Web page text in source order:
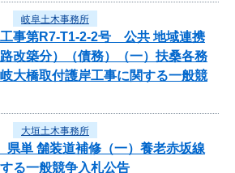
岐阜土木事務所
工事第R7-T1-2-2号 公共 地域連携
改築分）（債務）（一）扶桑各務
大橋取付護岸工事に関する一般競
大垣土木事務所
単 舗装道補修（一）養老赤坂線
る一般競争入札公告